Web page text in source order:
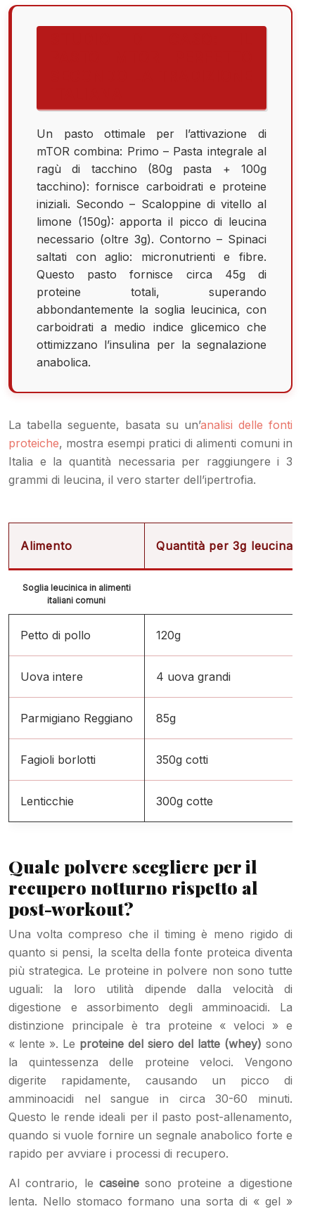
Un pasto ottimale per l’attivazione di
mTOR combina: Primo – Pasta integrale al
ragù di tacchino (80g pasta + 100g
tacchino): fornisce carboidrati e proteine
iniziali. Secondo – Scaloppine di vitello al
limone (150g): apporta il picco di leucina
necessario (oltre 3g). Contorno – Spinaci
saltati con aglio: micronutrienti e fibre.
Questo pasto fornisce circa 45g di
proteine totali, superando
abbondantemente la soglia leucinica, con
carboidrati a medio indice glicemico che
ottimizzano l’insulina per la segnalazione
anabolica.
La tabella seguente, basata su un’analisi delle fonti
proteiche, mostra esempi pratici di alimenti comuni in
Italia e la quantità necessaria per raggiungere i 3
grammi di leucina, il vero starter dell’ipertrofia.
Soglia leucinica in alimenti
italiani comuni
Alimento Quantità per 3g leucina
Petto di pollo 120g
Uova intere 4 uova grandi
Parmigiano Reggiano 85g
Fagioli borlotti 350g cotti
Lenticchie 300g cotte
Quale polvere scegliere per il
recupero notturno rispetto al
post-workout?
Una volta compreso che il timing è meno rigido di
quanto si pensi, la scelta della fonte proteica diventa
più strategica. Le proteine in polvere non sono tutte
uguali: la loro utilità dipende dalla velocità di
digestione e assorbimento degli amminoacidi. La
distinzione principale è tra proteine « veloci » e
« lente ». Le proteine del siero del latte (whey) sono
la quintessenza delle proteine veloci. Vengono
digerite rapidamente, causando un picco di
amminoacidi nel sangue in circa 30-60 minuti.
Questo le rende ideali per il pasto post-allenamento,
quando si vuole fornire un segnale anabolico forte e
rapido per avviare i processi di recupero.
Al contrario, le caseinesono proteine a digestione
lenta. Nello stomaco formano una sorta di « gel »